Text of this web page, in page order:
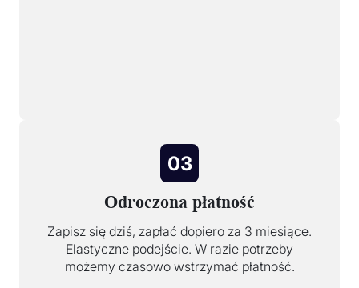
03
Odroczona płatność
Zapisz się dziś, zapłać dopiero za 3 miesiące.
Elastyczne podejście. W razie potrzeby
możemy czasowo wstrzymać płatność.